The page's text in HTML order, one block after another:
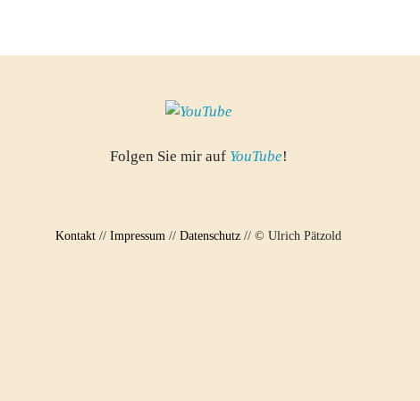
Folgen Sie mir auf YouTube!
Kontakt // Impressum // Datenschutz // © Ulrich Pätzold